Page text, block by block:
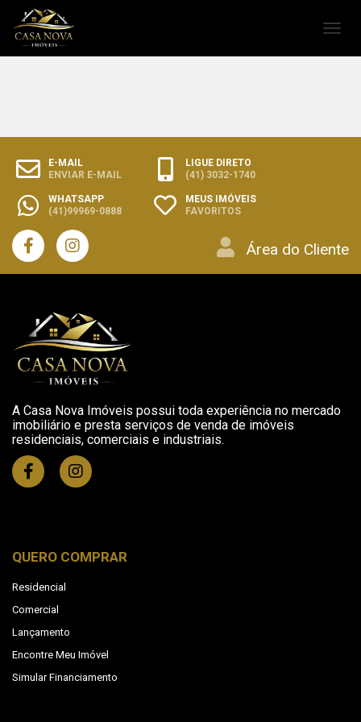
E-MAIL
ENVIAR E-MAIL
LIGUE DIRETO
(41) 3032-1740
WHATSAPP
(41)99969-0888
MEUS IMÓVEIS
FAVORITOS
Área do Cliente
A Casa Nova Imóveis possui toda experiência no mercado
imobiliário e presta serviços de venda de imóveis
residenciais, comerciais e industriais.
QUERO COMPRAR
Residencial
Comercial
Lançamento
Encontre Meu Imóvel
Simular Financiamento